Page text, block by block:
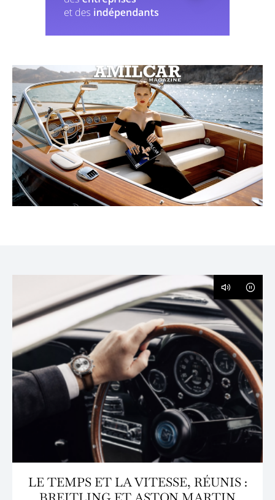
LE TEMPS ET LA VITESSE, RÉUNIS :